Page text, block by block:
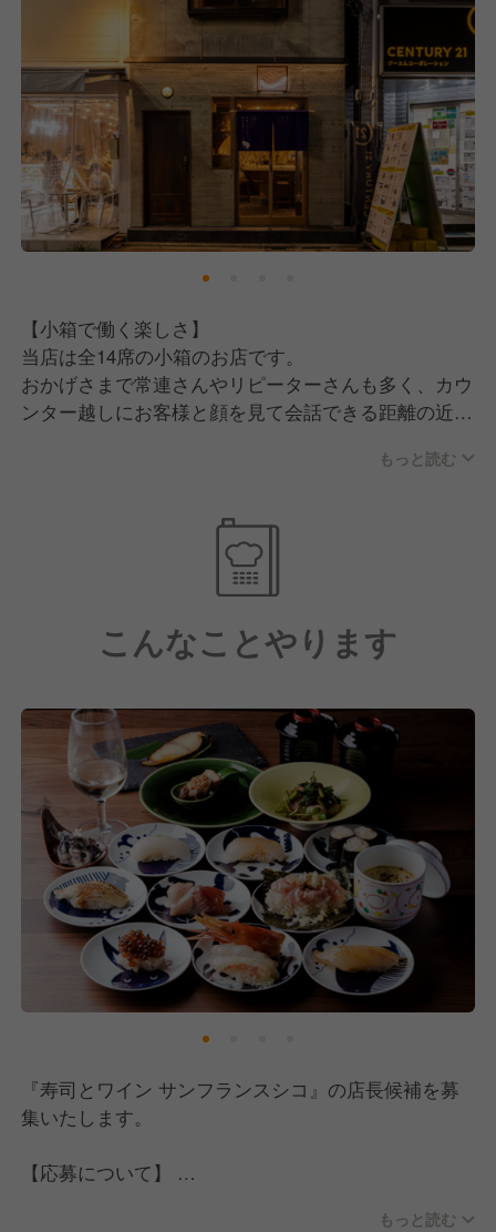
これには、日本が誇る実業家・稲盛和夫氏が唱えた
根底にあります。
能力や情熱はもちろん大切ですが、中でも「考え方」
がプラスに向いているかどうかが、仕事においては最
も重要だと考えています。
疲れた時やしんどい時、誰だってネガティブな気持ち
になることはあります。
ただ、それを口に出して周りに伝えてしまうと、スタ
ッフにもお客様にも伝染していってしまう。
だからこそ私たちは、口に出す言葉はポジティブに、
周りにいい影響を与えられる人と一緒に働きたいと考
えています。
■周りにいい影響を与えられる方
■自分の夢や目標を持って仕事に向き合える方
【小箱で働く楽しさ】
当店は全14席の小箱のお店です。
おかげさまで常連さんやリピーターさんも多く、カウ
ンター越しにお客様と顔を見て会話できる距離の近さ
だからこそスタッフ一人ひとりに任される範囲が広
また、当店は席数の少なさから店長兼料理長スタイル
で運営しているため、調理・接客はもちろん、売上管
理や原価管理といったマネジメント業務まで幅広く携
わることができます。
【スキルもキャリアも上げていけます！】
当社では希望者にはワインスクールへの参加を支援し
ており、ソムリエや日本酒ディプロマなどの資格取得
も応援しています。
また、毎月全店舗でおこなうメニュー開発では、年次
や経験に関係なく自分のアイデアを形にできる機会が
あります。
さらに今後は年間2〜4店舗ペースでの新規出店を予定
しており、新店や新業態の立ち上げに携わるチャンス
も豊富にあります。
【あなたのライフスタイル、夢や目的達成のため
に…】
店長候補での給与は月給35万円〜40万円に設定して
いますが、経験値と希望給で給与を決定します。
また、昇給・賞与に加えソムリエや日本酒ディプロマ
などの資格手当も支給していますので、頑張りはしっ
もっと読む
こんなことやります
『寿司とワイン サンフランスシコ』の店長候補を募
集いたします。
【応募について】
もっと読む